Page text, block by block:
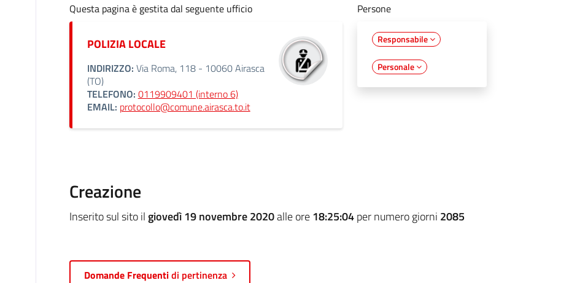
Questa pagina è gestita dal seguente ufficio
POLIZIA LOCALE
INDIRIZZO: Via Roma, 118 - 10060 Airasca
(TO)
TELEFONO: 0119909401 (interno 6)
EMAIL: protocollo@comune.airasca.to.it
Persone
Responsabile
Personale
Creazione
Inserito sul sito il giovedì 19 novembre 2020alle ore18:25:04per numero giorni 2085
Domande Frequentidi pertinenza